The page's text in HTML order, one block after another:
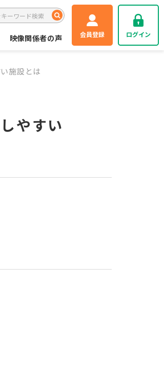
映像関係者の声 会員登録 ログイン
施設とは
やすい